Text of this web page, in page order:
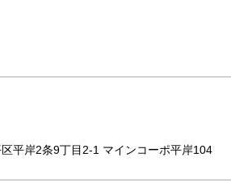
平岸2条9丁目2-1 マインコーポ平岸104